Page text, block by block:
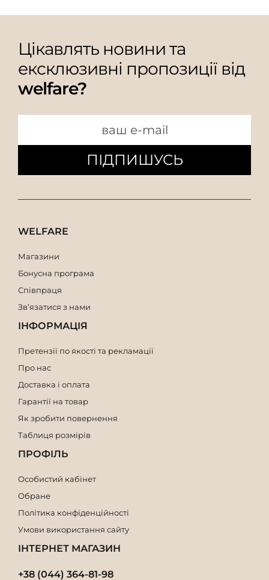
Цікавлять новини та
ексклюзивні пропозиції від
welfare?
ПІДПИШУСЬ
WELFARE
Магазини
Бонусна програма
Співпраця
Зв’язатися з нами
ІНФОРМАЦІЯ
Претензії по якості та рекламації
Про нас
Доставка і оплата
Гарантії на товар
Як зробити повернення
Таблиця розмірів
ПРОФІЛЬ
Особистий кабінет
Обране
Політика конфіденційності
Умови використання сайту
ІНТЕРНЕТ МАГАЗИН
+38 (044) 364-81-98